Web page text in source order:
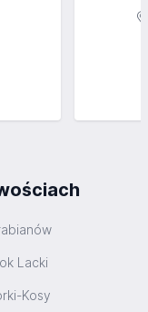
Lacki
Kosy